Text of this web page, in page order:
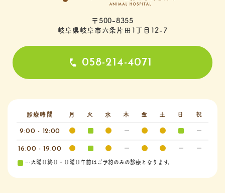
〒500-8355
岐阜県岐阜市六条片田1丁目12-7
058-214-4071
診療時間 月 火 水 木 金 土 日 祝
9:00 - 12:00
16:00 - 19:00
…火曜日終日・日曜日午前はご予約のみの診療となります。